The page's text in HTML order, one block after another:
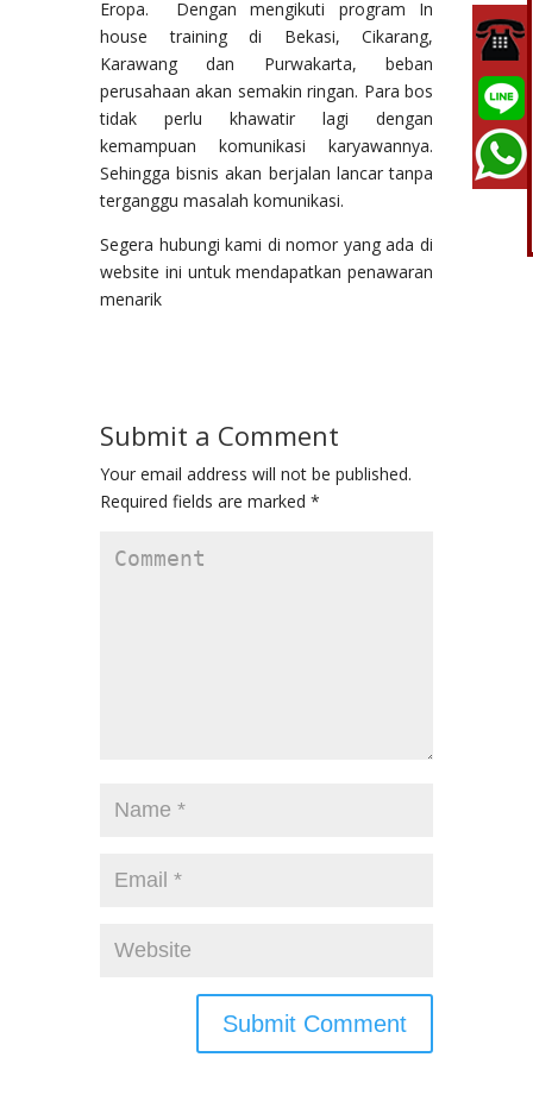
Eropa. Dengan mengikuti program In
house training di Bekasi, Cikarang,
Karawang dan Purwakarta, beban
perusahaan akan semakin ringan. Para bos
tidak perlu khawatir lagi dengan
kemampuan komunikasi karyawannya.
Sehingga bisnis akan berjalan lancar tanpa
terganggu masalah komunikasi.
Segera hubungi kami di nomor yang ada di
website ini untuk mendapatkan penawaran
menarik
Submit a Comment
Your email address will not be published.
Required fields are marked *